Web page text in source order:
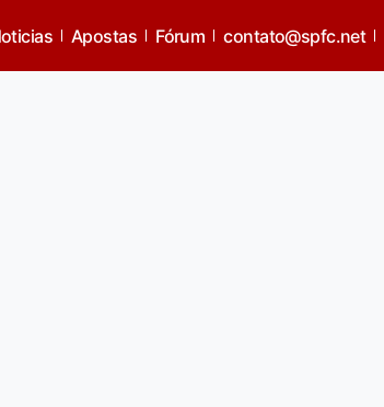
Apostas Fórum contato@spfc.net